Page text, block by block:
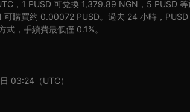
，1 PUSD 可兌換 1,379.89 NGN，5 PUSD
可購買約 0.00072 PUSD。過去 24 小時，
，手續費最低僅 0.1%。
03:24（UTC）